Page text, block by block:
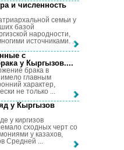
и численность
семьи у
базой
народности,
источниками. ...
с
у Кыргызов....
брака в
главным
характер,
не только ...
у Кыргызов
у киргизов
сходных черт со
у казахов,
Средней ...